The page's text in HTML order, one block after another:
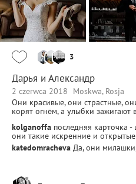
3
Дарья и Александр
2 czerwca 2018
Moskwa, Rosja
Они красивые, они страстные,
корят огнём, а улыбки зажигают
kolganoffa последняя карточка
они такие искренние и
katedomracheva Да, они